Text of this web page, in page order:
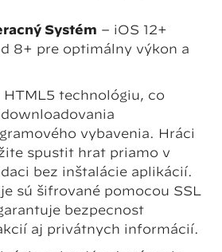
Systém – iOS 12+
8+ pre optimálny výkon a
HTML5 technológiu, čo
vybavenia. Hráči
spustiť hrať priamo v
bez inštalácie aplikácií.
sú šifrované pomocou SSL
bezpečnosť
aj privátnych informácií.